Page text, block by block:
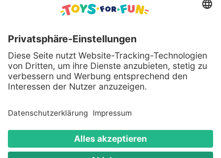
Sicher bezahlen mit:
Alle genannten Produkte und Logos sind eingetragene
Warenzeichen der jeweiligen Hersteller.
Copyright © 2008 - 2026 Toys for Fun GmbH - Alle
Rechte vorbehalten